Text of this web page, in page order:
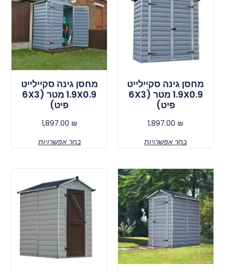
מחסן גינה סקיילייט
1.9X0.9 מטר (6X3
פיט)
1,897.00 ₪
בחר אפשרויות
מחסן גינה סקיילייט
1.9X0.9 מטר (6X3
פיט)
1,897.00 ₪
בחר אפשרויות